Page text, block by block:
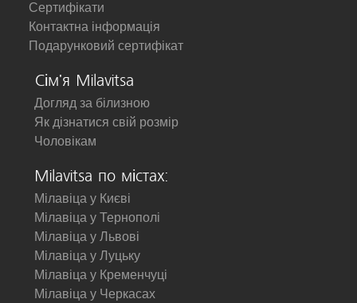
Сертифікати
Контактна інформація
Подарунковий сертифікат
Сім'я Milavitsa
Догляд за білизною
Як дізнатися свій розмір
Чоловікам
Milavitsa по містах:
Мілавіца у Києві
Мілавіца у Тернополі
Мілавіца у Львові
Мілавіца у Луцьку
Мілавіца у Кременчуці
Мілавіца у Черкасах